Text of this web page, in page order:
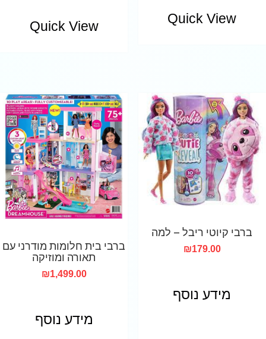
Quick View
Quick View
ברבי קיוטי ריבל – למה
₪179.00
מידע נוסף
ברבי בית חלומות מודרני עם
תאורה ומוזיקה
₪1,499.00
מידע נוסף